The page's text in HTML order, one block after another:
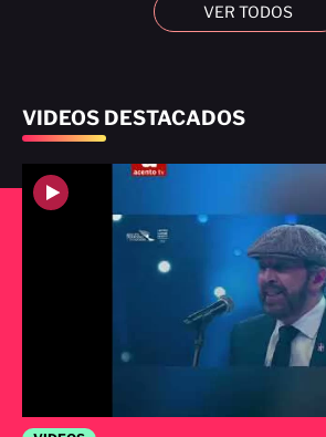
VER TODOS
VIDEOS DESTACADOS